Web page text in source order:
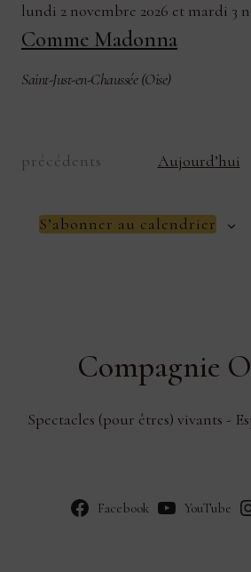
Comme Madonna
lundi 2 novembre 2026 et mardi 3
Saint-Just-en-Chaussée (Oise)
Évènements
précédents Aujourd’hui
S’abonner au calendrier
Compagnie
Spectacles (pour êtres) vivants -
Facebook YouTube